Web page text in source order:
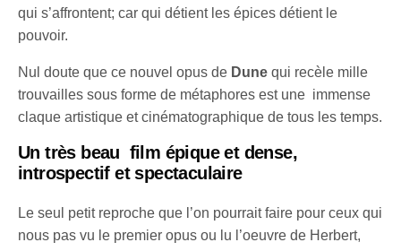
qui s’affrontent; car qui détient les épices détient le
pouvoir.
Nul doute que ce nouvel opus de Dunequi recèle mille
trouvailles sous forme de métaphores est une immense
claque artistique et cinématographique de tous les temps.
Un très beau film épique et dense,
introspectif et spectaculaire
Le seul petit reproche que l’on pourrait faire pour ceux qui
nous pas vu le premier opus ou lu l’oeuvre de Herbert,